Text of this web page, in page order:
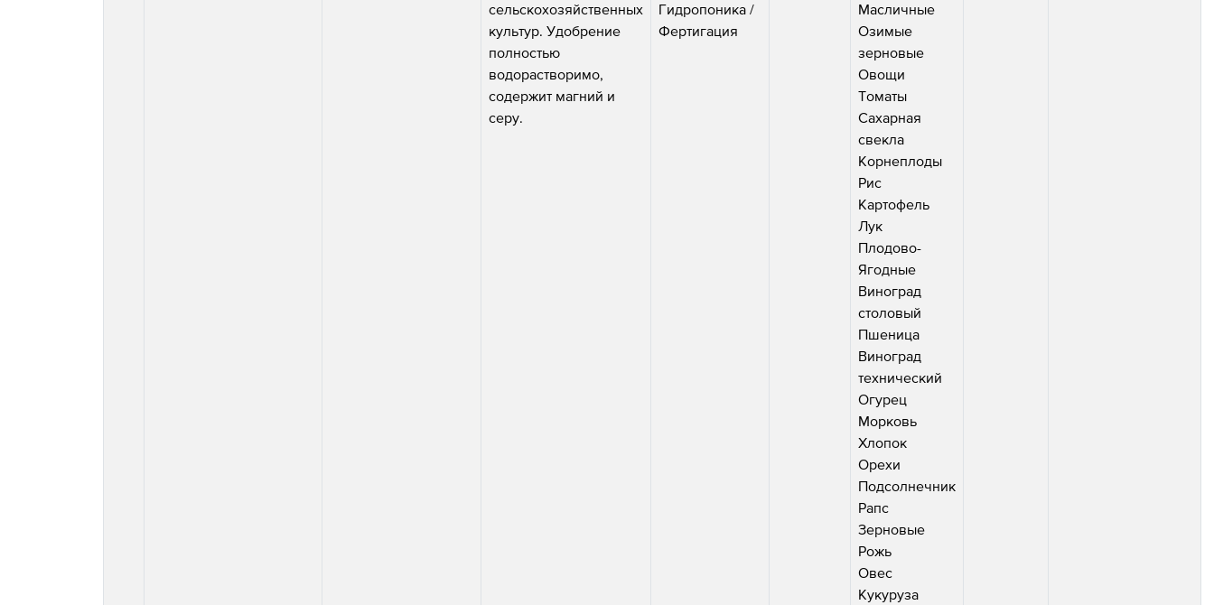
сельскохозяйственных
культур. Удобрение
полностью
водорастворимо,
содержит магний и
серу.
Гидропоника /
Фертигация
Масличные
Озимые
зерновые
Овощи
Томаты
Сахарная
свекла
Корнеплоды
Рис
Картофель
Лук
Плодово-
Ягодные
Виноград
столовый
Пшеница
Виноград
технический
Огурец
Морковь
Хлопок
Орехи
Подсолнечник
Рапс
Зерновые
Рожь
Овес
Кукуруза